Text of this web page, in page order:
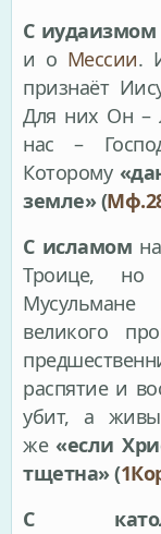
С иудаизмом
и о Мессии.
признаёт
Для них Он –
нас –
Которому
земле» (
С исламом
Троице, но
великого
распятие и
убит, а
же «если
тщетна» (
С